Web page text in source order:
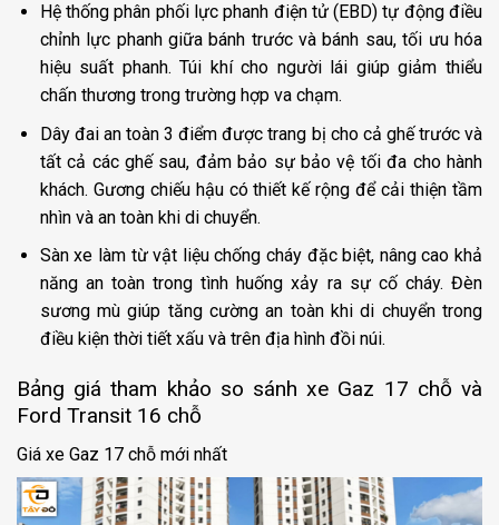
Hệ thống phân phối lực phanh điện tử (EBD) tự động điều
chỉnh lực phanh giữa bánh trước và bánh sau, tối ưu hóa
hiệu suất phanh. Túi khí cho người lái giúp giảm thiểu
chấn thương trong trường hợp va chạm.
Dây đai an toàn 3 điểm được trang bị cho cả ghế trước và
tất cả các ghế sau, đảm bảo sự bảo vệ tối đa cho hành
khách. Gương chiếu hậu có thiết kế rộng để cải thiện tầm
nhìn và an toàn khi di chuyển.
Sàn xe làm từ vật liệu chống cháy đặc biệt, nâng cao khả
năng an toàn trong tình huống xảy ra sự cố cháy. Đèn
sương mù giúp tăng cường an toàn khi di chuyển trong
điều kiện thời tiết xấu và trên địa hình đồi núi.
Bảng giá tham khảo so sánh xe Gaz 17 chỗ và
Ford Transit 16 chỗ
Giá xe Gaz 17 chỗ mới nhất